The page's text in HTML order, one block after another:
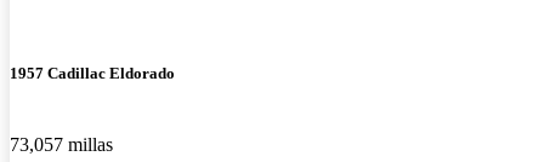
1957 Cadillac Eldorado
73,057 millas